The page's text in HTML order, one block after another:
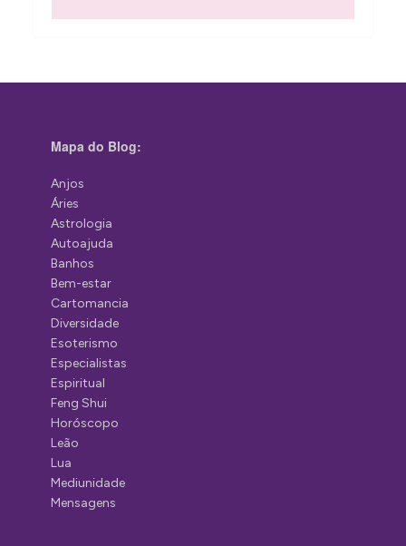
Mapa do Blog:
Anjos
Áries
Astrologia
Autoajuda
Banhos
Bem-estar
Cartomancia
Diversidade
Esoterismo
Especialistas
Espiritual
Feng Shui
Horóscopo
Leão
Lua
Mediunidade
Mensagens